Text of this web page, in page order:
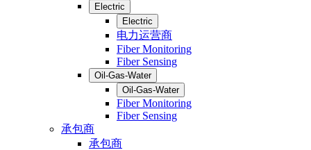
Electric
Electric
电力运营商
Fiber Monitoring
Fiber Sensing
Oil-Gas-Water
Oil-Gas-Water
Fiber Monitoring
Fiber Sensing
承包商
承包商